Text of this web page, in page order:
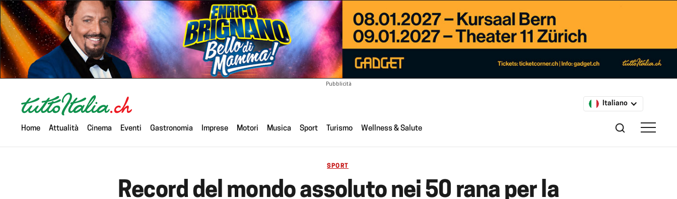
Pubblicità
Italiano
Home Attualità Cinema Eventi Gastronomia Imprese Motori Musica Sport Turismo Wellness & Salute
SPORT
Record del mondo assoluto nei 50 rana per la